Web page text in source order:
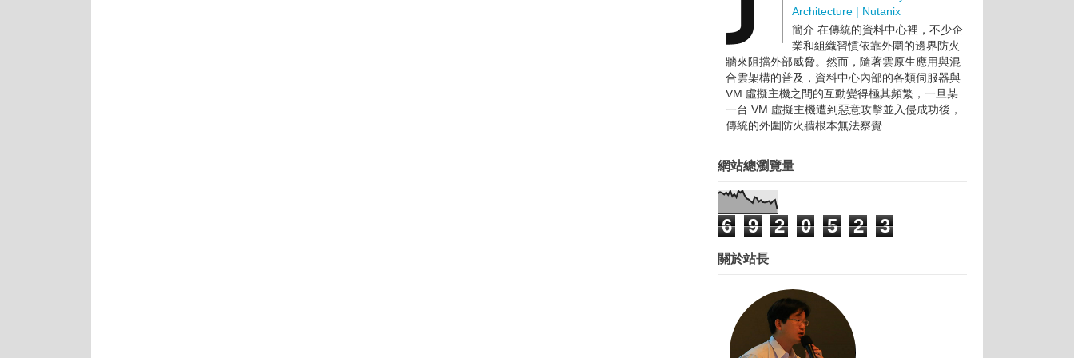
Architecture | Nutanix
簡介 在傳統的資料中心裡，不少企
業和組織習慣依靠外圍的邊界防火
牆來阻擋外部威脅。然而，隨著雲原生應用與混
合雲架構的普及，資料中心內部的各類伺服器與
VM 虛擬主機之間的互動變得極其頻繁，一旦某
一台 VM 虛擬主機遭到惡意攻擊並入侵成功後，
傳統的外圍防火牆根本無法察覺...
網站總瀏覽量
6 9 2 0 5 2 3
關於站長